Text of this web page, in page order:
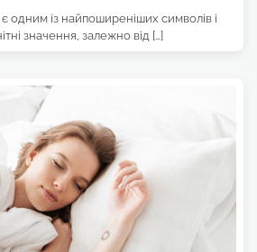
одним із найпоширеніших символів і
значення, залежно від […]